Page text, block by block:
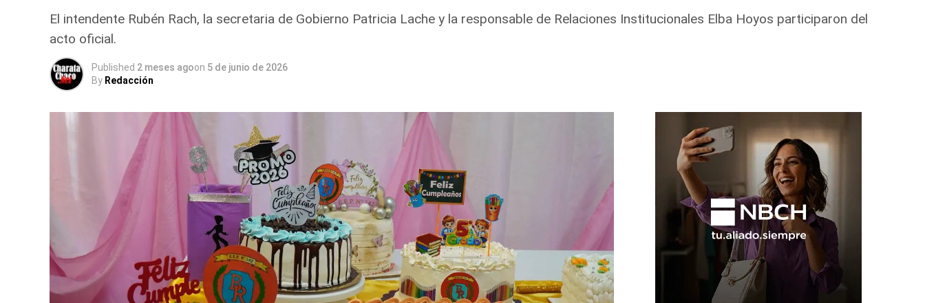
El intendente Rubén Rach, la secretaria de Gobierno Patricia Lache y la responsable de Relaciones Institucionales Elba Hoyos participaron del
acto oficial.
Published 2 meses agoon 5 de junio de 2026
By Redacción